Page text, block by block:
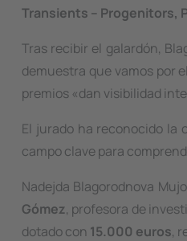
Transients – Progenitors,
Tras recibir el galardón,
demuestra que vamos por
premios «dan visibilidad
El jurado ha reconocido la
campo clave para
Nadejda Blagorodnova
Gómez, profesora de
dotado con 15.000 euros,